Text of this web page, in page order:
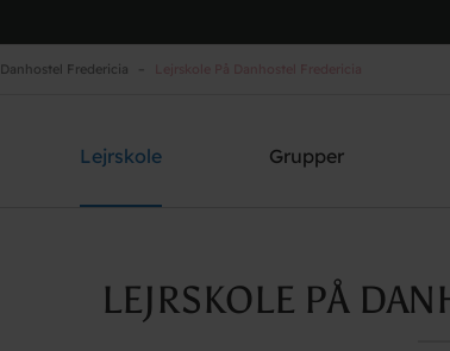
Danhostel Fredericia
Lejrskole Grupper
LEJRSKOLE PÅ